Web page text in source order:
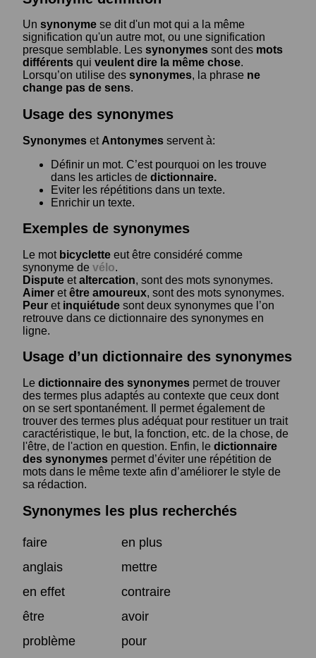
Un synonyme se dit d'un mot qui a la même
signification qu'un autre mot, ou une signification
presque semblable. Les synonymes sont des mots
différents qui veulent dire la même chose.
Lorsqu’on utilise des synonymes, la phrase ne
change pas de sens.
Usage des synonymes
Synonymes et Antonymes servent à:
Définir un mot. C’est pourquoi on les trouve
dans les articles de dictionnaire.
Eviter les répétitions dans un texte.
Enrichir un texte.
Exemples de synonymes
Le mot bicyclette eut être considéré comme
synonyme de vélo.
Dispute etaltercation, sont des mots synonymes.
Aimer etêtre amoureux, sont des mots synonymes.
Peur et inquiétude sont deux synonymes que l’on
retrouve dans ce dictionnaire des synonymes en
ligne.
Usage d’un dictionnaire des synonymes
Le dictionnaire des synonymes permet de trouver
des termes plus adaptés au contexte que ceux dont
on se sert spontanément. Il permet également de
trouver des termes plus adéquat pour restituer un trait
caractéristique, le but, la fonction, etc. de la chose, de
l'être, de l'action en question. Enfin, le dictionnaire
des synonymes permet d’éviter une répétition de
mots dans le même texte afin d’améliorer le style de
sa rédaction.
Synonymes les plus recherchés
faire
en plus
anglais
mettre
en effet
contraire
être
avoir
problème
pour